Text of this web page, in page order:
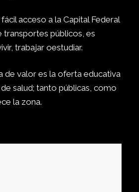
acceso a la Capital Federal
transportes públicos, es
trabajar oestudiar.
de valor es la ofertaeducativa
salud; tanto públicas, como
la zona.